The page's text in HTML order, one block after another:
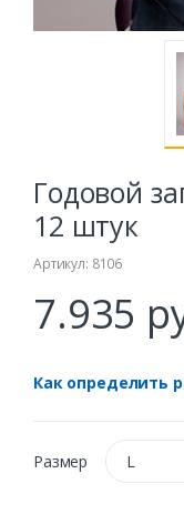
Годовой
12 штук
Артикул: 8106
7.935
Как определить
Размер L